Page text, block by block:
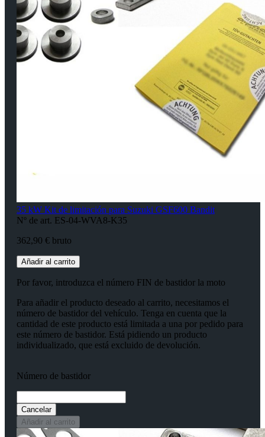
35 kW Kit de limitación para Suzuki GSF600 Bandit
Nº de art. ES-04-WVA8-K35
362,90 € bruto
Añadir al carrito
Por favor, introduzca el número FIN de bastidor la moto
Para añadir el producto deseado al carrito, necesitamos el
número de bastidor del vehículo. Tenga en cuenta que la
cantidad de este producto está limitada a una por pedido para
este número de bastidor. Está pidiendo un producto
individualizado, que está excluido de devolución.
Número de bastidor
Cancelar
Añadir al carrito